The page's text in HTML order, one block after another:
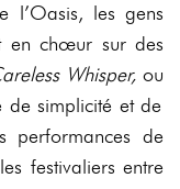
l’Oasis, les gens
en chœur sur des
Whisper,ou
de simplicité et de
performances de
festivaliers entre